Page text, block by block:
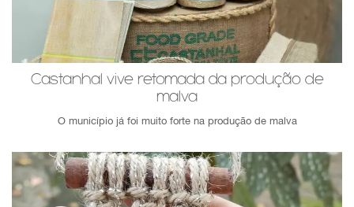
Castanhal vive retomada da produção de
malva
O município já foi muito forte na produção de malva